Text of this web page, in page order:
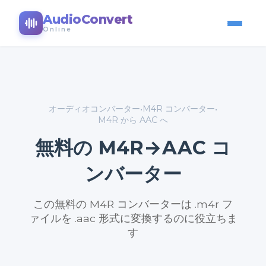
AudioConvert
Online
オーディオコンバーター• M4R コンバーター•
M4R から AAC へ
無料の M4R→AAC コ
ンバーター
この無料の M4R コンバーターは .m4r フ
ァイルを .aac 形式に変換するのに役立ちま
す